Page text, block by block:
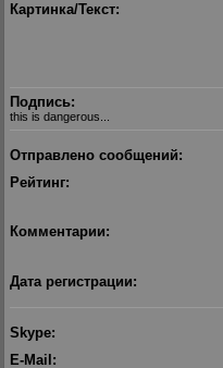
Картинка/Текст:
Подпись:
this is dangerous...
Отправлено сообщений:
Рейтинг:
Комментарии:
Дата регистрации:
Skype:
E-Mail: